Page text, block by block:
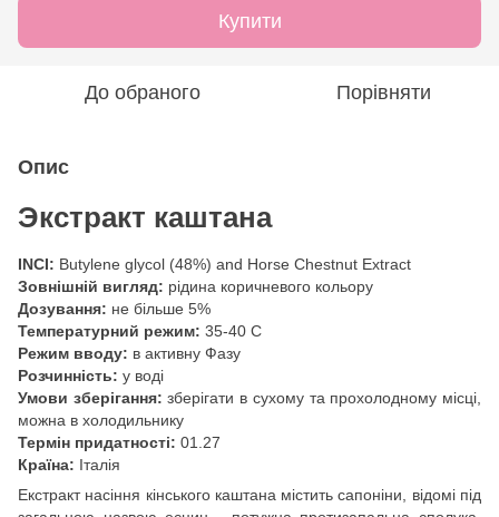
Купити
До обраного Порівняти
Опис
Экстракт каштана
INCI: Butylene glycol (48%) and Horse Chestnut Extract
Зовнішній вигляд: рідина коричневого кольору
Дозування: не більше 5%
Температурний режим: 35-40 С
Режим вводу: в активну Фазу
Розчинність: у воді
Умови зберігання: зберігати в сухому та прохолодному місці,
можна в холодильнику
Термін придатності: 01.27
Країна: Італія
Екстракт насіння кінського каштана містить сапоніни, відомі під